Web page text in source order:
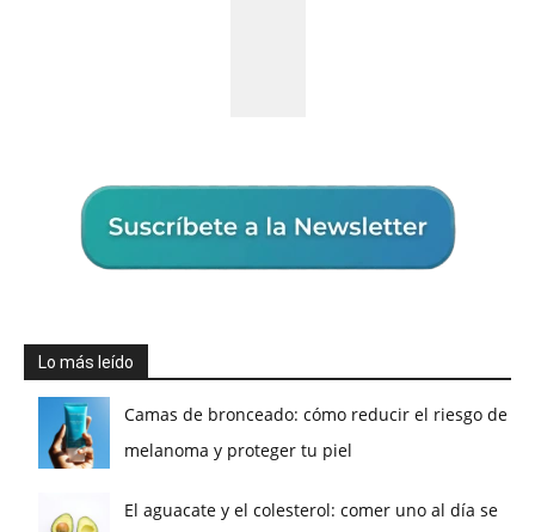
Lo más leído
Camas de bronceado: cómo reducir el riesgo de
melanoma y proteger tu piel
El aguacate y el colesterol: comer uno al día se